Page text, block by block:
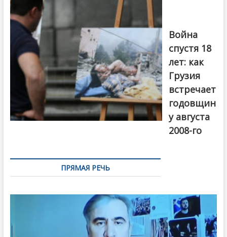
Первый канал
Война
спустя 18
лет: как
Грузия
встречает
годовщин
у августа
2008-го
ПРЯМАЯ РЕЧЬ